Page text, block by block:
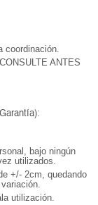
coordinación.
ANTES
bajo ningún
utilizados.
+/- 2cm, quedando
utilización.